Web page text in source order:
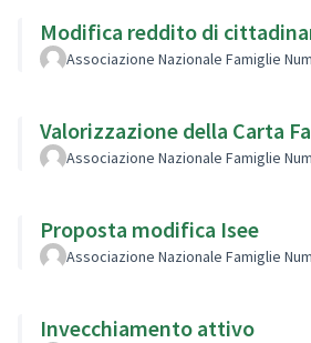
Modifica reddito di
Associazione Nazionale Famiglie
Valorizzazione della Carta
Associazione Nazionale Famiglie
Proposta modifica Isee
Associazione Nazionale Famiglie
Invecchiamento attivo